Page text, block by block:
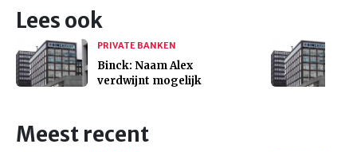
Lees ook
PRIVATE BANKEN
Binck: Naam Alex
verdwijnt mogelijk
Meest recent